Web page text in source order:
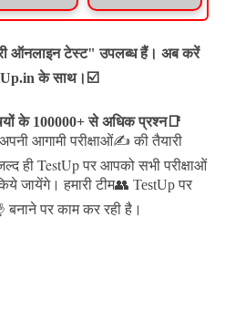
ऑनलाइन टेस्ट" उपलब्ध हैं। अब करें
के साथ।☑️
के 100000+ से अधिक प्रश्न📑
आगामी परीक्षाओं✍️ की तैयारी
ही TestUp पर आपको सभी परीक्षाओं
जायेंगे। हमारी टीम👥 TestUp पर
पर काम कर रही है।